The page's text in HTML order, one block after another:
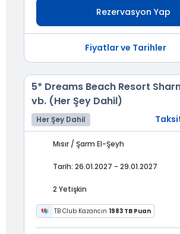
Rezervasyon Yap
Fiyatlar ve Tarihler
5* Dreams Beach Resort
vb. (Her Şey Dahil)
Her Şey Dahil
Mısır / Şarm El-Şeyh
Tarih: 26.01.2027 - 29.01.2027
2 Yetişkin
TB Club Kazancın 1983 TB Puan